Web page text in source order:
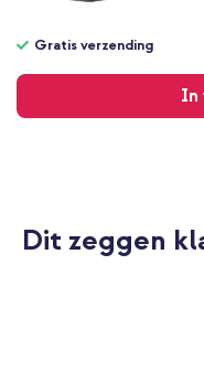
Gratis verzending
In
verzending
Dit zeggen